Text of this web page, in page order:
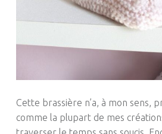
Cette brassière n’a, à mon sens,
comme la plupart de mes